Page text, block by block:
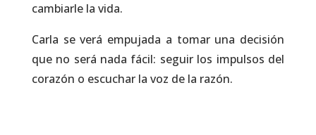
cambiarle la vida.
Carla se verá empujada a tomar una decisión
que no será nada fácil: seguir los impulsos del
corazón o escuchar la voz de la razón.